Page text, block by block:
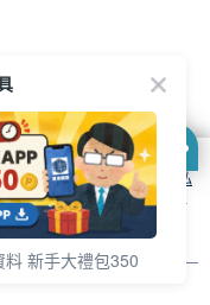
方式之詳情，及若您不希
設定，請參閱本網站「
隱私
您同意本公司得按本網站使
料 新手大禮包350